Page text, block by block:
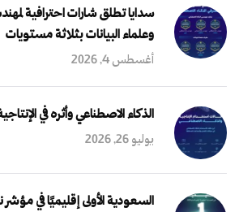
سدايا تطلق شارات احترافية
وعلماء البيانات بثلاثة مستويات
أغسطس 4, 2026
الذكاء الاصطناعي وأثره في الإنتاجية — 6
يوليو 26, 2026
السعودية الأولى إقليميًا في